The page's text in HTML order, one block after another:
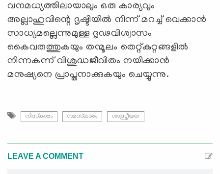
വനമധ്യത്തിലായാലും ഒരു കാര്യവും
അല്ലാഹുവിന്റെ ദൃഷ്ടിയില്‍ നിന്ന് മറച്ച് വെക്കാന്‍
സാധ്യമല്ലെന്നുമുള്ള ദൃഢവിശ്വാസം
കൈവരുത്തുകയും തന്മൂലം തെറ്റ്കുറ്റങ്ങളില്‍
നിന്നകന്ന് വിശുദ്ധജീവിതം നയിക്കാന്‍
മനുഷ്യനെ പ്രാപ്തനാക്കുകയും ചെയ്യുന്നു.
നിസ്‌കാരം നമസ്‌കാരം ശാസ്ത്രീയത
LEAVE A COMMENT